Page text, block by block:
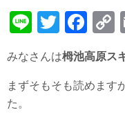
Li
e
T
wi
tt
er
F
a
c
e
p
y
みなさんは栂池高原ス
まずそもそも読めます
た。